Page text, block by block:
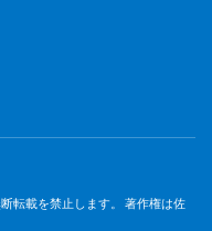
転載を禁止します。 著作権は佐